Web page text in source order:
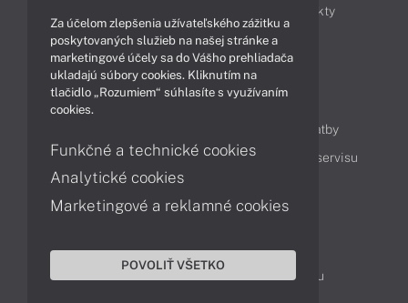
Produkty
Technológie
Videá
Obsah
Možnosti doručenia a platby
Podpora a servis
Servisné služby Cenník servisu
Kontakty
043 4224 771
Obchodné oddelenie
Reklamácia tovaru
Za účelom zlepšenia užívateľského zážitku a
poskytovaných služieb na našej stránke a
marketingové účely sa do Vášho prehliadača
ukladajú súbory cookies. Kliknutím na
tlačidlo „Rozumiem“ súhlasíte s využívaním
cookies.
Funkčné a technické cookies
Analytické cookies
Marketingové a reklamné cookies
POVOLIŤ VŠETKO